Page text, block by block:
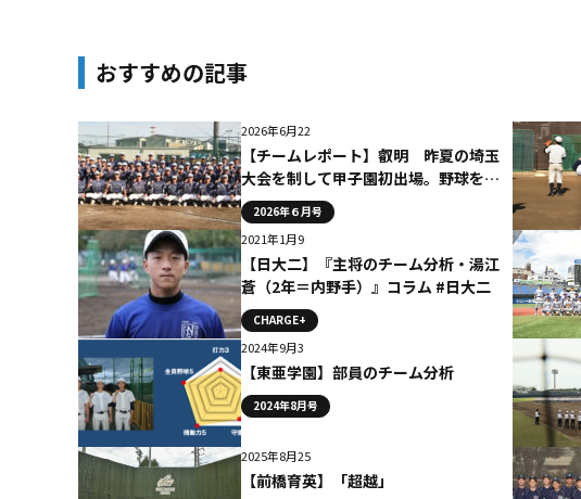
おすすめの記事
2026年6月22
【チームレポート】叡明 昨夏の埼玉
大会を制して甲子園初出場。野球を通
じた人間教育で勝利を目指す
2026年６月号
2021年1月9
【日大二】『主将のチーム分析・湯江
蒼（2年＝内野手）』コラム #日大二
CHARGE+
2024年9月3
【東亜学園】部員のチーム分析
2024年8月号
2025年8月25
【前橋育英】「超越」